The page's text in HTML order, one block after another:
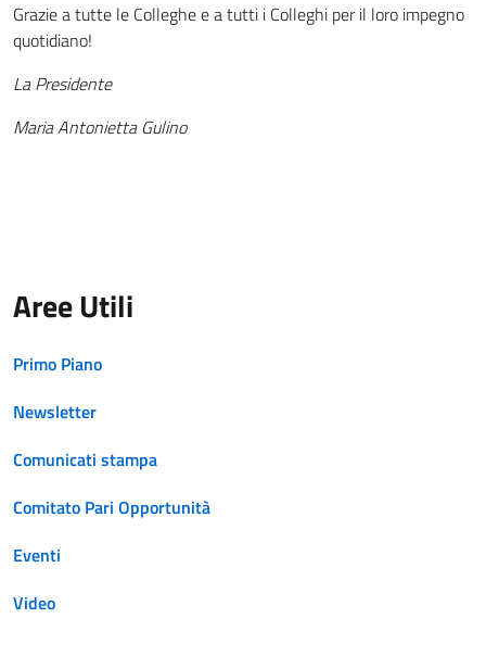
Grazie a tutte le Colleghe e a tutti i Colleghi per il loro impegno
quotidiano!
La Presidente
Maria Antonietta Gulino
Aree Utili
Primo Piano
Newsletter
Comunicati stampa
Comitato Pari Opportunità
Eventi
Video